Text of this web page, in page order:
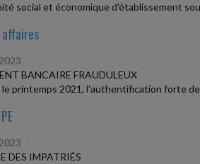
social et économique d'établissement
affaires
BANCAIRE FRAUDULEUX
printemps 2021, l'authentification forte
DES IMPATRIÉS